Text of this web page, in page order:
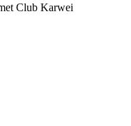
Club Karwei